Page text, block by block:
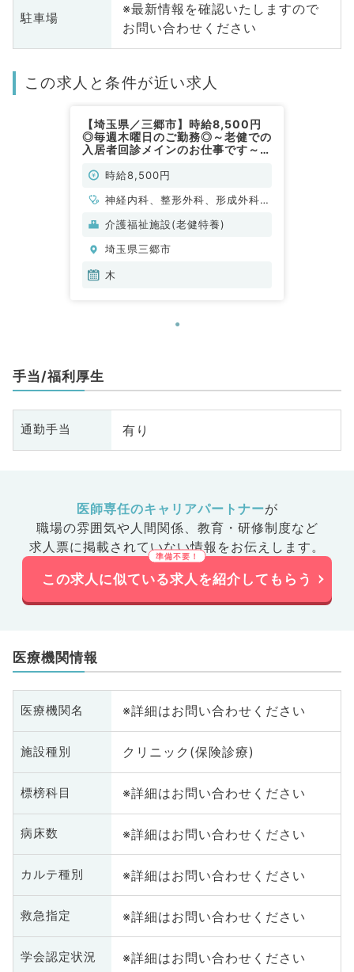
駐車場
※最新情報を確認いたしますので
お問い合わせください
この求人と条件が近い求人
【埼玉県／三郷市】時給8,500円
◎毎週木曜日のご勤務◎～老健での
入居者回診メインのお仕事です～
時給8,500円
神経内科、整形外科、形成外科、
脳神経外科、呼吸器外科、心臓血
呼吸器内科、消化器内科、内分
泌・代謝内科、腎臓内科、老年内
ポーツ整形外科、大腸・肛門外科
介護福祉施設(老健特養)
埼玉県三郷市
木
手当/福利厚生
通勤手当 有り
医師専任のキャリアパートナーが
職場の雰囲気や人間関係、 教育・研修制度など
求人票に掲載されていない情報をお伝えします。
この求人に似ている求人を紹介してもらう
医療機関情報
医療機関名 ※詳細はお問い合わせください
施設種別 クリニック(保険診療)
標榜科目 ※詳細はお問い合わせください
病床数 ※詳細はお問い合わせください
カルテ種別 ※詳細はお問い合わせください
救急指定 ※詳細はお問い合わせください
学会認定状況 ※詳細はお問い合わせください